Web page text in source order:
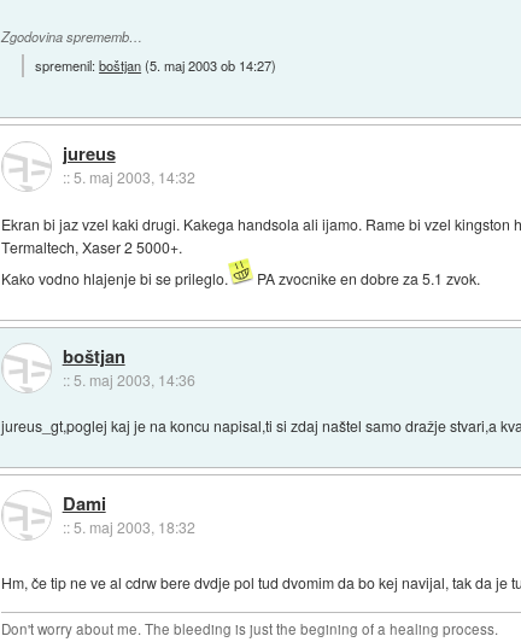
Zgodovina sprememb…
spremenil:boštjan(5. maj 2003 ob 14:27)
jureus
::5. maj 2003, 14:32
Ekran bi jaz vzel kaki drugi. Kakega handsola ali ijamo. Rame bi vzel
Termaltech, Xaser 2 5000+.
Kako vodno hlajenje bi se prileglo.
PA zvocnike en dobre za 5.1 zvok.
boštjan
:: 5. maj 2003, 14:36
jureus_gt,poglej kaj je na koncu napisal,ti si zdaj naštel samo dražje stvari,a
Dami
::5. maj 2003, 18:32
Hm, če tip ne ve al cdrw bere dvdje pol tud dvomim da bo kej navijal, tak da je
Don't worry about me. The bleeding is just the begining of a healing process.